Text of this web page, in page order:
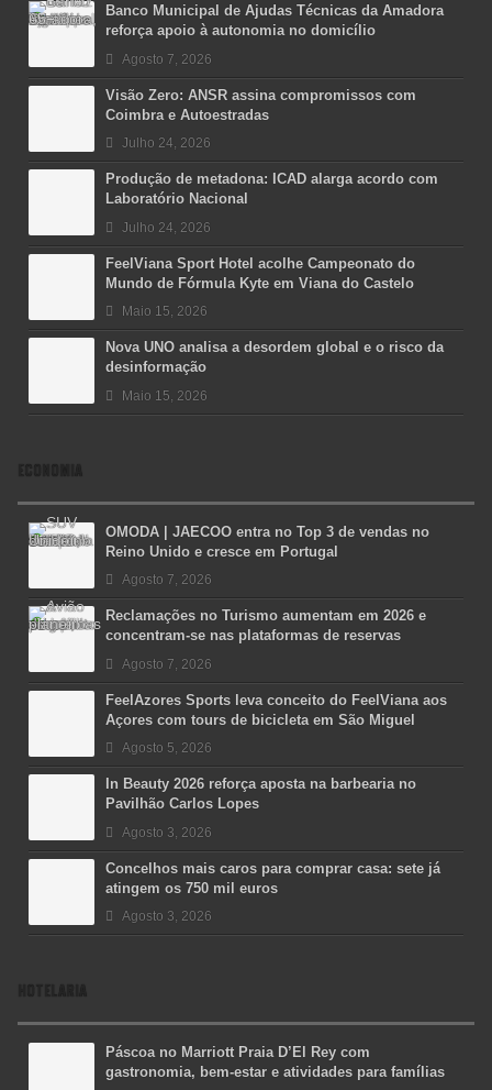
Banco Municipal de Ajudas Técnicas da Amadora
reforça apoio à autonomia no domicílio
Agosto 7, 2026
Visão Zero: ANSR assina compromissos com
Coimbra e Autoestradas
Julho 24, 2026
Produção de metadona: ICAD alarga acordo com
Laboratório Nacional
Julho 24, 2026
FeelViana Sport Hotel acolhe Campeonato do
Mundo de Fórmula Kyte em Viana do Castelo
Maio 15, 2026
Nova UNO analisa a desordem global e o risco da
desinformação
Maio 15, 2026
ECONOMIA
OMODA | JAECOO entra no Top 3 de vendas no
Reino Unido e cresce em Portugal
Agosto 7, 2026
Reclamações no Turismo aumentam em 2026 e
concentram-se nas plataformas de reservas
Agosto 7, 2026
FeelAzores Sports leva conceito do FeelViana aos
Açores com tours de bicicleta em São Miguel
Agosto 5, 2026
In Beauty 2026 reforça aposta na barbearia no
Pavilhão Carlos Lopes
Agosto 3, 2026
Concelhos mais caros para comprar casa: sete já
atingem os 750 mil euros
Agosto 3, 2026
HOTELARIA
Páscoa no Marriott Praia D’El Rey com
gastronomia, bem-estar e atividades para famílias